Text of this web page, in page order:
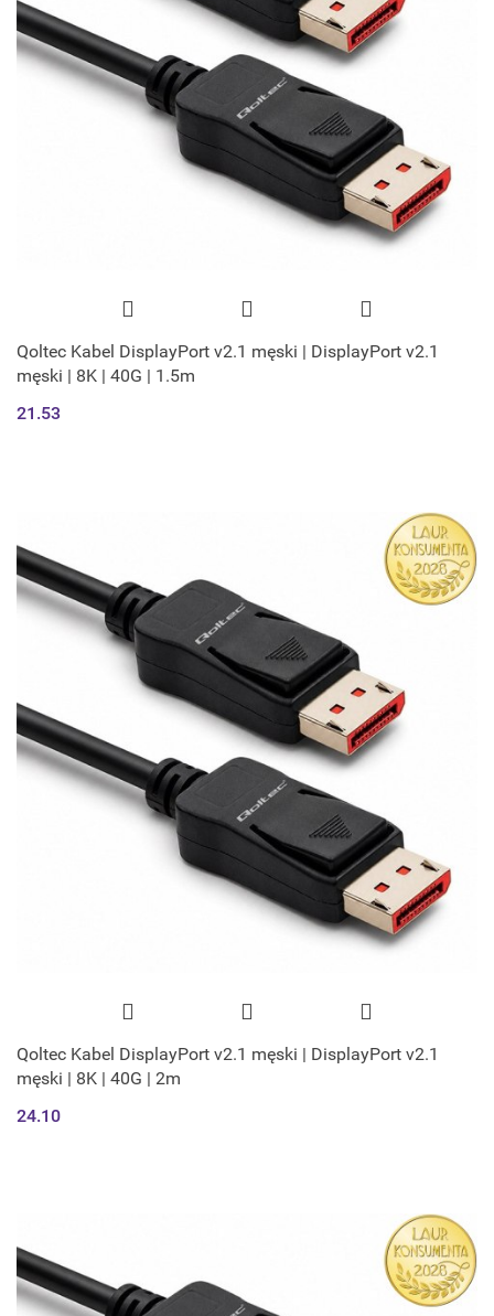
Qoltec Kabel DisplayPort v2.1 męski | DisplayPort v2.1
męski | 8K | 40G | 1.5m
21.53
Qoltec Kabel DisplayPort v2.1 męski | DisplayPort v2.1
męski | 8K | 40G | 2m
24.10